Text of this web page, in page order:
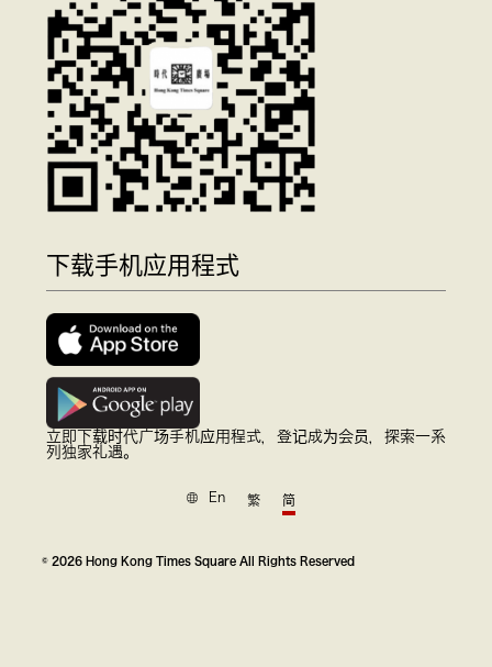
下载手机应用程式
立即下载时代广场手机应用程式，登记成为会员，探索一系
列独家礼遇。
En 繁 简
© 2026 Hong Kong Times Square All Rights Reserved